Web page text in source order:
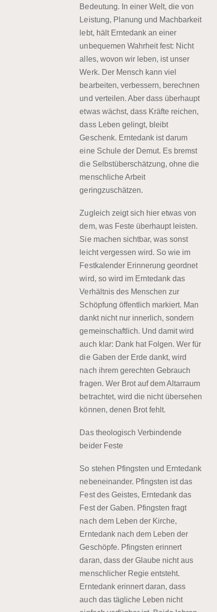
Bedeutung. In einer Welt, die von
Leistung, Planung und Machbarkeit
lebt, hält Erntedank an einer
unbequemen Wahrheit fest: Nicht
alles, wovon wir leben, ist unser
Werk. Der Mensch kann viel
bearbeiten, verbessern, berechnen
und verteilen. Aber dass überhaupt
etwas wächst, dass Kräfte reichen,
dass Leben gelingt, bleibt
Geschenk. Erntedank ist darum
eine Schule der Demut. Es bremst
die Selbstüberschätzung, ohne die
menschliche Arbeit
geringzuschätzen.
Zugleich zeigt sich hier etwas von
dem, was Feste überhaupt leisten.
Sie machen sichtbar, was sonst
leicht vergessen wird. So wie im
Festkalender Erinnerung geordnet
wird, so wird im Erntedank das
Verhältnis des Menschen zur
Schöpfung öffentlich markiert. Man
dankt nicht nur innerlich, sondern
gemeinschaftlich. Und damit wird
auch klar: Dank hat Folgen. Wer für
die Gaben der Erde dankt, wird
nach ihrem gerechten Gebrauch
fragen. Wer Brot auf dem Altarraum
betrachtet, wird die nicht übersehen
können, denen Brot fehlt.
Das theologisch Verbindende
beider Feste
So stehen Pfingsten und Erntedank
nebeneinander. Pfingsten ist das
Fest des Geistes, Erntedank das
Fest der Gaben. Pfingsten fragt
nach dem Leben der Kirche,
Erntedank nach dem Leben der
Geschöpfe. Pfingsten erinnert
daran, dass der Glaube nicht aus
menschlicher Regie entsteht.
Erntedank erinnert daran, dass
auch das tägliche Leben nicht